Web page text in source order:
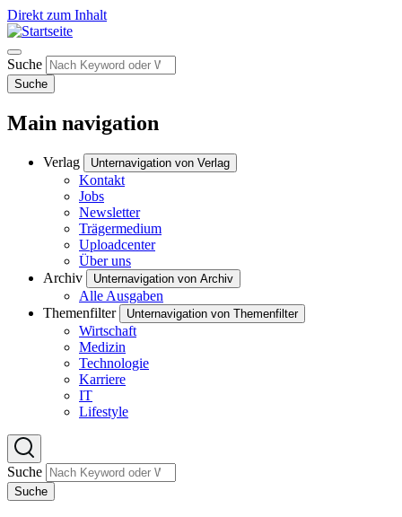
Direkt zum Inhalt
Suche
Suche
Main navigation
Verlag Unternavigation von Verlag
Kontakt
Jobs
Newsletter
Trägermedium
Uploadcenter
Über uns
Archiv
Unternavigation von Archiv
Alle Ausgaben
Themenfilter
Unternavigation von Themenfilter
Wirtschaft
Medizin
Technologie
Karriere
IT
Lifestyle
Suche
Suche